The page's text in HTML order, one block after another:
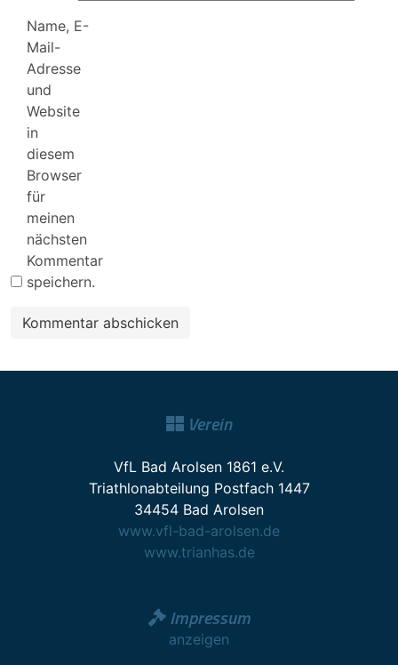
Name, E-
Mail-
Adresse
und
Website
in
diesem
Browser
für
meinen
nächsten
Kommentar
speichern.
Verein
VfL Bad Arolsen 1861 e.V.
Triathlonabteilung Postfach 1447
34454 Bad Arolsen
www.vfl-bad-arolsen.de
www.trianhas.de
Impressum
anzeigen